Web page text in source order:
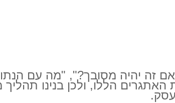
זה יהיה מסובך?", "מה עם
הללו, ולכן בנינו תהליך